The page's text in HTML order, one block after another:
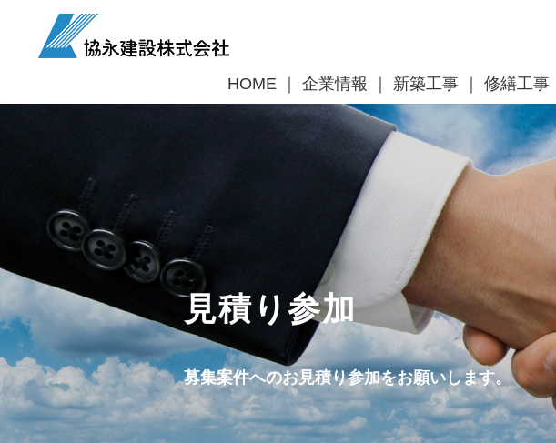
HOME 企業情報 新築工事 修繕工事
見積り参加
募集案件へのお見積り参加をお願いします。